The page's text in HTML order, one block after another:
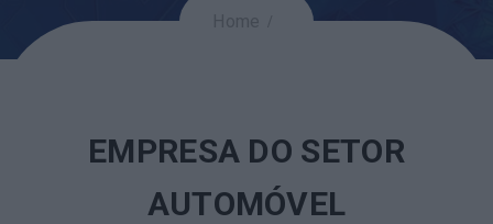
EMPRESA DO SETOR
AUTOMÓVEL